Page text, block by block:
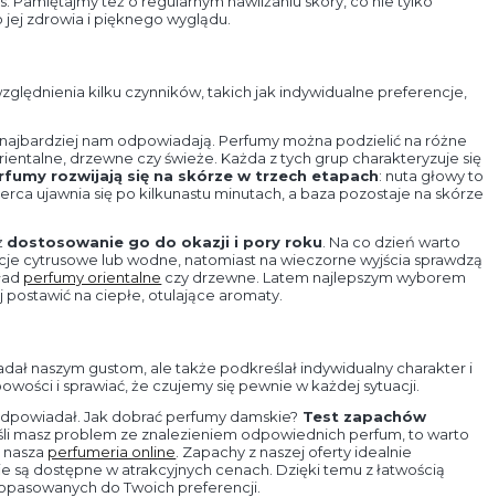
zdrowia i pięknego wyglądu.
kilku czynników, takich jak indywidualne preferencje,
nam odpowiadają. Perfumy można podzielić na różne
drzewne czy świeże. Każda z tych grup charakteryzuje się
rozwijają się na skórze w trzech etapach: nuta głowy to
ujawnia się po kilkunastu minutach, a baza pozostaje na skórze
dostosowanie go do okazji i pory roku . Na co dzień warto
cytrusowe lub wodne, natomiast na wieczorne wyjścia sprawdzą
perfumy orientalne czy drzewne. Latem najlepszym wyborem
na ciepłe, otulające aromaty.
naszym gustom, ale także podkreślał indywidualny charakter i
i sprawiać, że czujemy się pewnie w każdej sytuacji.
Jak dobrać perfumy damskie? Test zapachów
masz problem ze znalezieniem odpowiednich perfum, to warto
perfumeria online . Zapachy z naszej oferty idealnie
dostępne w atrakcyjnych cenach. Dzięki temu z łatwością
do Twoich preferencji.